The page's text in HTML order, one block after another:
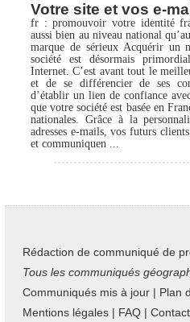
Votre site et vos e-
fr : promouvoir votre identité
aussi bien au niveau national
marque de sérieux Acquérir un
société est désormais
Internet. C’est avant tout le
et de se différencier de ses
d’établir un lien de confiance
que votre société est basée en
nationales. Grâce à la
adresses e-mails, vos futurs
et communiquen ...
Rédaction de communiqué de
Tous les communiqués
Communiqués mis à jour | Plan
Mentions légales | FAQ | Contact